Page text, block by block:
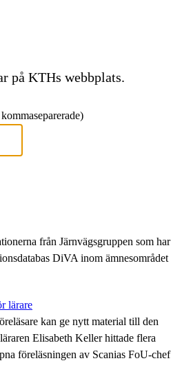
på KTHs webbplats.
från Järnvägsgruppen som har
DiVA inom ämnesområdet
lärare
kan ge nytt material till den
Elisabeth Keller hittade flera
föreläsningen av Scanias FoU-chef